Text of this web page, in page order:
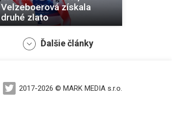
Velzeboerová získala
druhé zlato
Brignoneová ovládla
Ďalšie články
2017-2026 © MARK MEDIA s.r.o.